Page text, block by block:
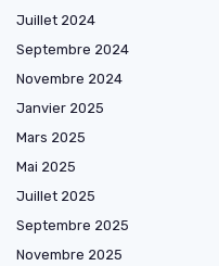
Juillet 2024
Septembre 2024
Novembre 2024
Janvier 2025
Mars 2025
Mai 2025
Juillet 2025
Septembre 2025
Novembre 2025